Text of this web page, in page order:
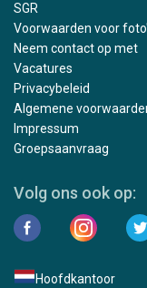
SGR
Voorwaarden voor
Neem contact op met
Vacatures
Privacybeleid
Algemene
Impressum
Groepsaanvraag
Volg ons ook op:
Hoofdkantoor